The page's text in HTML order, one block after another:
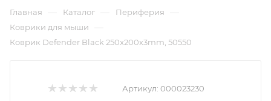
Главная — Каталог — Периферия —
Коврики для мыши —
Коврик Defender Black 250x200x3mm, 50550
Артикул: 000023230